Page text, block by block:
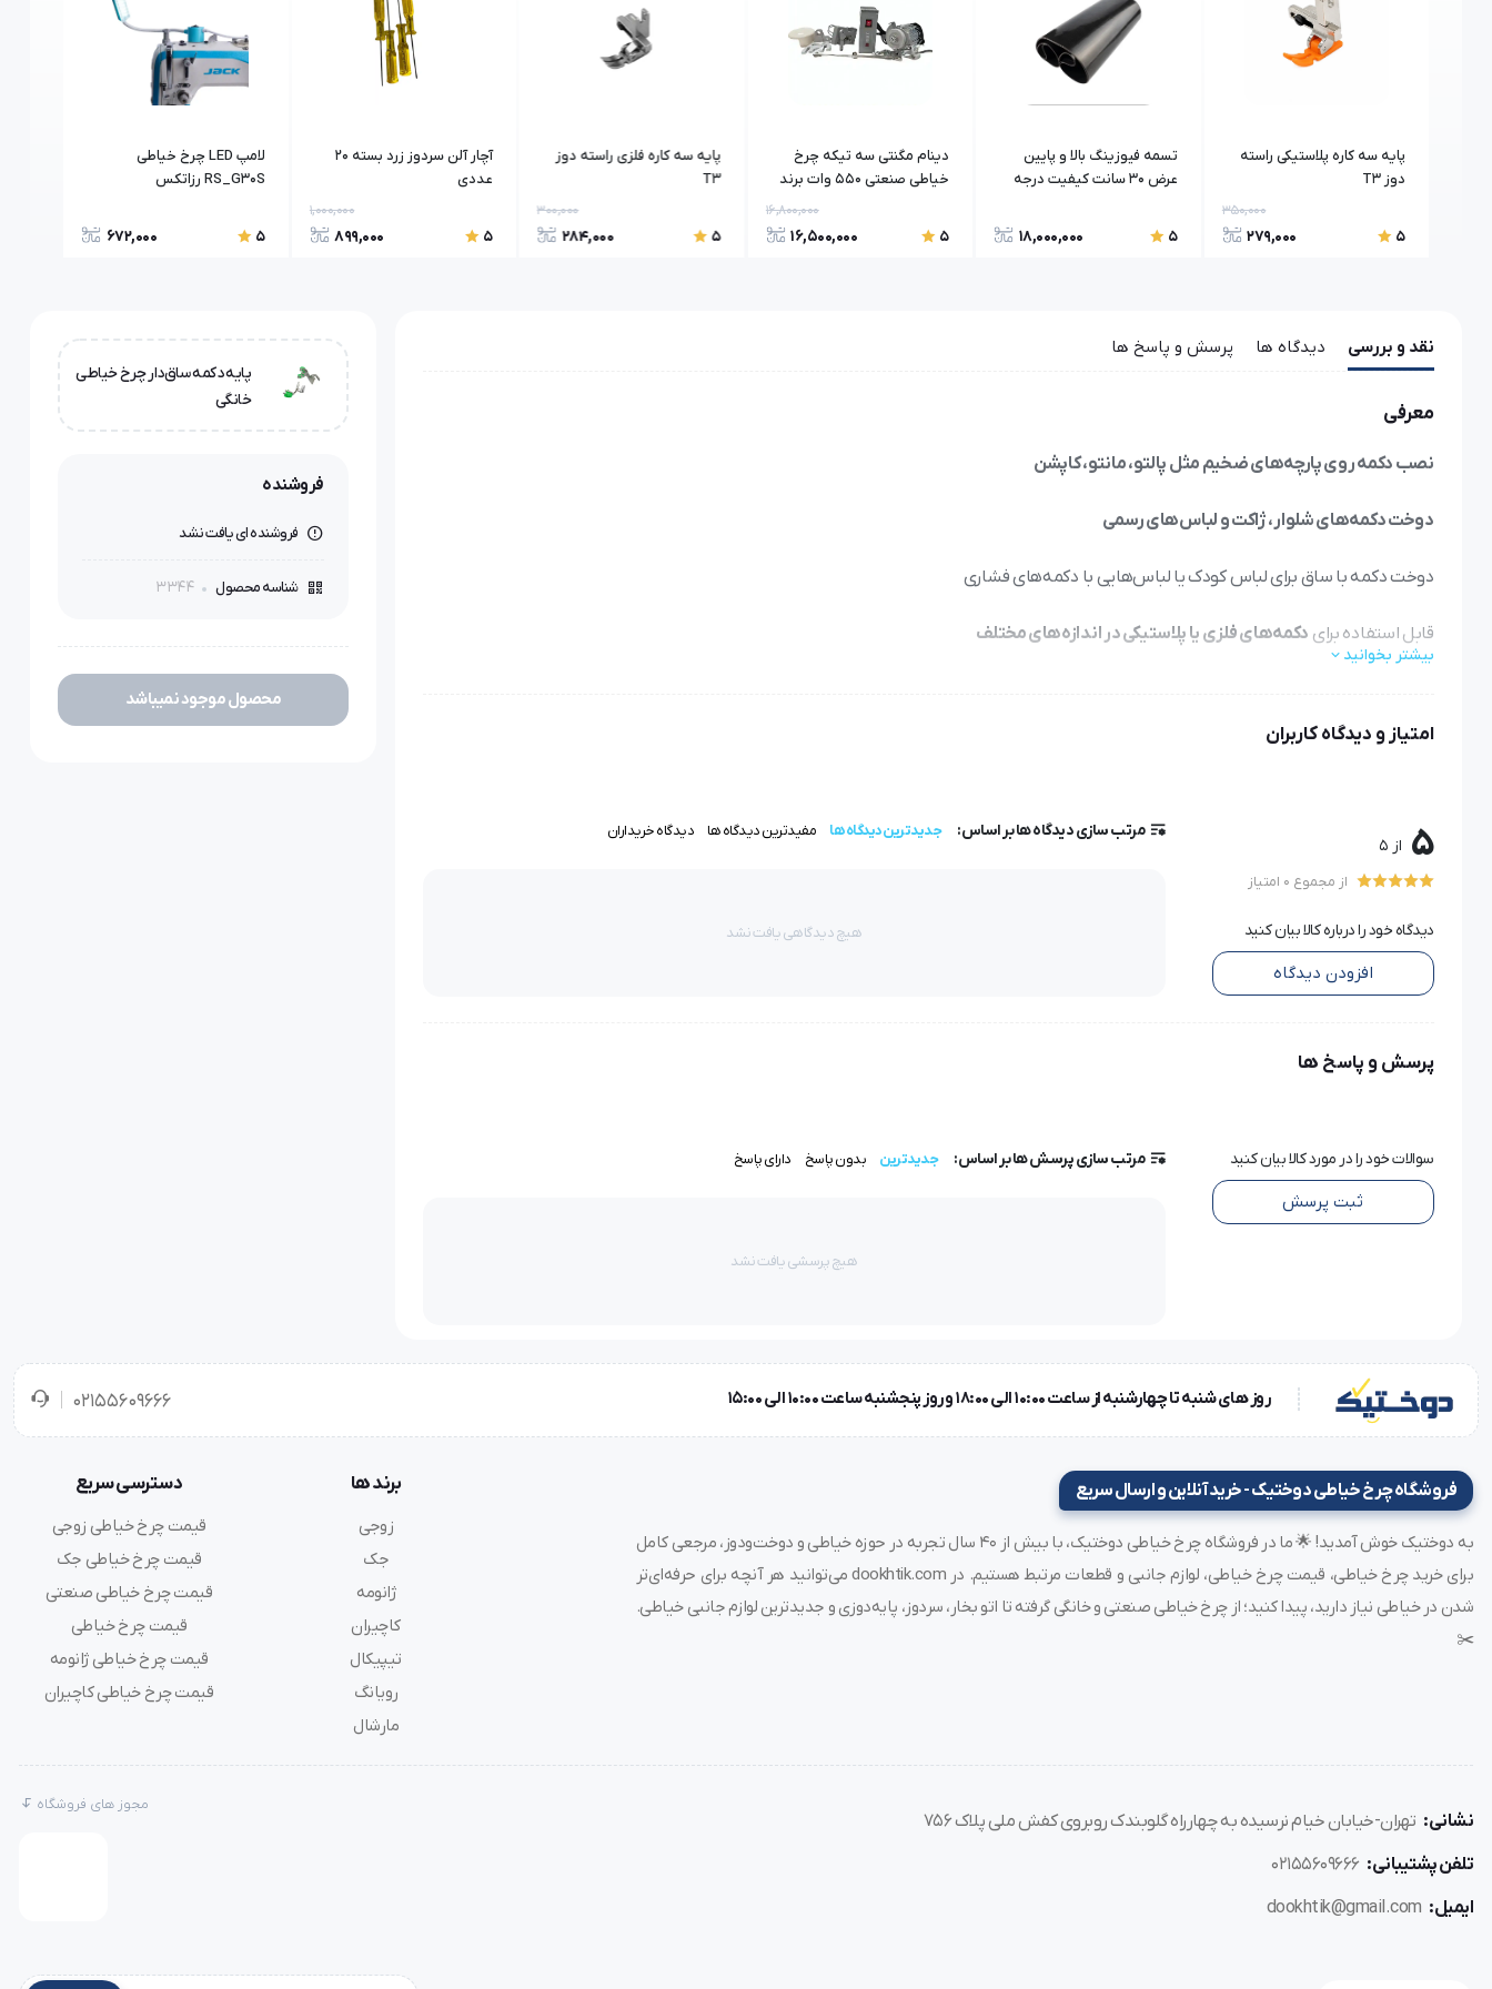
پایه سه کاره پلاستیکی راسته
دوز T3
5
350,000
279,000
تسمه فیوزینگ بالا و پایین
عرض 30 سانت کیفیت درجه
5
18,000,000
دینام مگنتی سه تیکه چرخ
خیاطی صنعتی 550 وات برند
5
16,800,000
16,500,000
پایه سه کاره فلزی راسته دوز
T3
5
300,000
284,000
آچار آلن سردوز زرد بسته 20
عددی
5
1,000,000
899,000
لامپ LED چرخ خیاطی
RS_G30S رزاتکس
5
672,000
نقد و بررسی دیدگاه ها پرسش و پاسخ ها
معرفی
نصب دکمه روی پارچه‌های ضخیم مثل پالتو، مانتو، کاپشن
دوخت دکمه‌های شلوار، ژاکت و لباس‌های رسمی
دوخت دکمه با ساق برای لباس کودک یا لباس‌هایی با دکمه‌های فشاری
قابل استفاده برای دکمه‌های فلزی یا پلاستیکی در اندازه‌های مختلف
یکی از کارهای ظریف و مهم در خیاطی، نصب صحیح دکمه روی لباس است. به‌ویژه اگر پارچه ضخیم باشد یا بخوای دکمه‌ات کمی فاصله از سطح پارچه
داشته باشد (اصطلاحاً با
می‌شود.
این پایه به شما اجازه می‌دهد تادکمه‌ها را با ساق مناسب و فاصله استاندارد
داشته باشید.
پایه دکمه ساق دار چیست؟
از سوراخ دکمه) نصب کنید. این پایه دارایزبانه یا شیار مخصوصیاست که ضخامت یا ارتفاع ساق را تنظیم می‌کند.
دوخت دکمه با ساق برای لباس کودک یا لباس‌هایی با دکمه‌های فشاری
مناسب برای مزون‌ها و خیاطان خانگی کهدوخت تمیز و حرفه‌ای
مزایای استفاده ازپایه دکمه ساق‌دار خانگی
قابل استفاده با چرخ‌های خیاطی خانگی رایج مثل ژانومه، کاچیران، برادر و سینگر
مناسب برایدوخت دکمه روی لباس‌های چند لایه
بیشتر بخوانید
امتیاز و دیدگاه کاربران
5 از 5
از مجموع 0 امتیاز
دیدگاه خود را درباره کالا بیان کنید
افزودن دیدگاه
مرتب سازی دیدگاه ها بر اساس: جدیدترین دیدگاه ها مفیدترین دیدگاه ها دیدگاه خریداران
هیچ دیدگاهی یافت نشد
پرسش و پاسخ ها
سوالات خود را در مورد کالا بیان کنید
ثبت پرسش
مرتب سازی پرسش ها بر اساس: جدیدترین بدون پاسخ دارای پاسخ
هیچ پرسشی یافت نشد
پایه دکمه ساق‌دار چرخ خیاطی
خانگی
فروشنده
فروشنده ای یافت نشد
شناسه محصول 3344
محصول موجود نمیباشد
روز های شنبه تا چهارشنبه از ساعت 10:00 الی 18:00 و روز پنجشنبه ساعت 10:00 الی 15:00 02155609666
فروشگاه چرخ خیاطی دوختیک - خرید آنلاین و ارسال سریع
به دوختیک خوش آمدید! 🌟 ما در فروشگاه چرخ خیاطی دوختیک، با بیش از ۴۰ سال تجربه در حوزه خیاطی و دوخت‌ودوز، مرجعی کامل
برای خرید چرخ خیاطی، قیمت چرخ خیاطی، لوازم جانبی و قطعات مرتبط هستیم. در dookhtik.com می‌توانید هر آنچه برای حرفه‌ای‌تر
شدن در خیاطی نیاز دارید، پیدا کنید؛ از چرخ خیاطی صنعتی و خانگی گرفته تا اتو بخار، سردوز، پایه‌دوزی و جدیدترین لوازم جانبی خیاطی.
✂️
برند ها
زوجی
جک
ژانومه
کاچیران
تیپیکال
رویانگ
مارشال
دسترسی سریع
قیمت چرخ خیاطی زوجی
قیمت چرخ خیاطی جک
قیمت چرخ خیاطی صنعتی
قیمت چرخ خیاطی
قیمت چرخ خیاطی ژانومه
قیمت چرخ خیاطی کاچیران
نشانی: تهران-خیابان خیام نرسیده به چهارراه گلوبندک روبروی کفش ملی پلاک 756
تلفن پشتیبانی: 02155609666
ایمیل: dookhtik@gmail.com
مجوز های فروشگاه